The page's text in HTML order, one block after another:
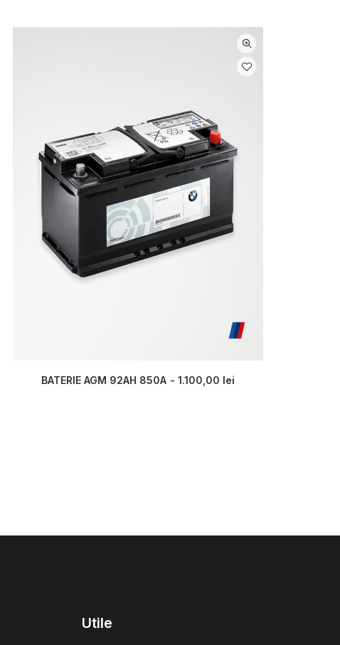
BATERIE AGM 92AH 850A 1.100,00 lei
Utile